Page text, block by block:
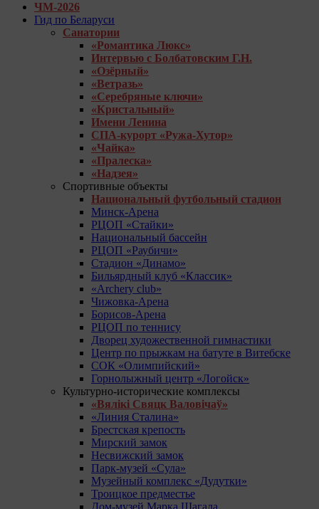
ЧМ-2026
Гид по Беларуси
Санатории
«Романтика Люкс»
Интервью с Болбатовским Г.Н.
«Озёрный»
«Ветразь»
«Серебряные ключи»
«Кристальный»
Имени Ленина
СПА-курорт «Ружа-Хутор»
«Чайка»
«Пралеска»
«Надзея»
Спортивные объекты
Национальный футбольный стадион
Минск-Арена
РЦОП «Стайки»
Национальный бассейн
РЦОП «Раубичи»
Стадион «Динамо»
Бильярдный клуб «Классик»
«Archery club»
Чижовка-Арена
Борисов-Арена
РЦОП по теннису
Дворец художественной гимнастики
Центр по прыжкам на батуте в Витебске
СОК «Олимпийский»
Горнолыжный центр «Логойск»
Культурно-исторические комплексы
«Вялікі Свяцк Валовічаў»
«Линия Сталина»
Брестская крепость
Мирский замок
Несвижский замок
Парк-музей «Сула»
Музейный комплекс «Дудутки»
Троицкое предместье
Дом-музей Марка Шагала